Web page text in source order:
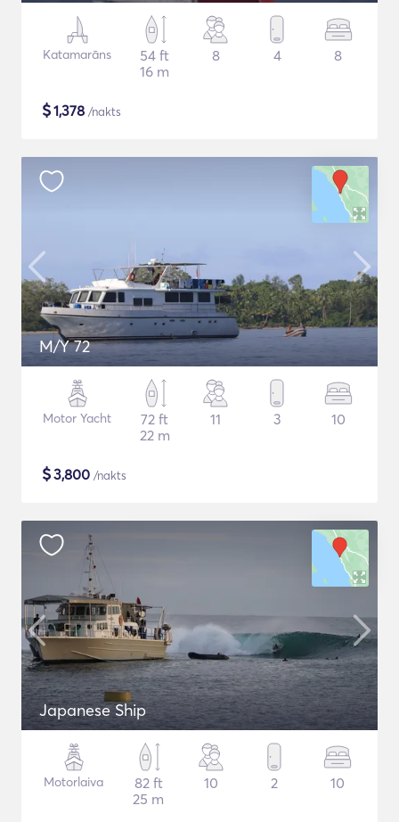
Katamarāns
54 ft
16 m
8 4 8
$1,378 /nakts
M/Y 72
Motor Yacht
72 ft
22 m
11 3 10
$3,800 /nakts
Japanese Ship
Motorlaiva
82 ft
25 m
10 2 10